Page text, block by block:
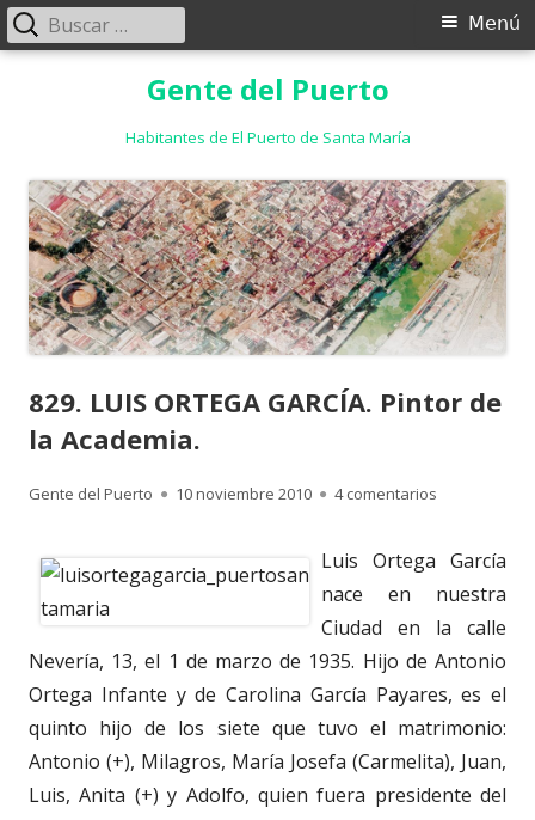
Gente del Puerto
Habitantes de El Puerto de Santa María
Menú
Menú
Buscar:
829. LUIS ORTEGA GARCÍA. Pintor de
la Academia.
Autor
Gente del Puerto
Publicado
10 noviembre 2010 4 comentarios
Luis Ortega García
nace en nuestra
Ciudad en la calle
Nevería, 13, el 1 de marzo de 1935. Hijo de Antonio
Ortega Infante y de Carolina García Payares, es el
quinto hijo de los siete que tuvo el matrimonio:
Antonio (+), Milagros, María Josefa (Carmelita), Juan,
Luis, Anita (+) y Adolfo, quien fuera presidente del